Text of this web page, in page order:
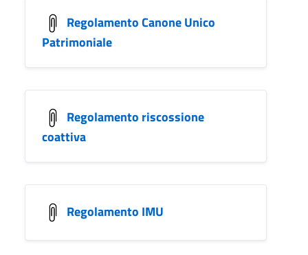
Regolamento Canone Unico
Patrimoniale
Regolamento riscossione
coattiva
Regolamento IMU